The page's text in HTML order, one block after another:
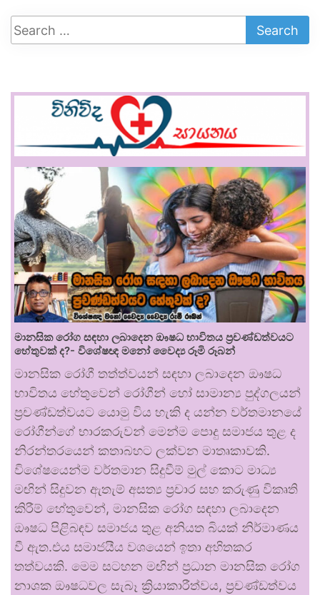
මානසික රෝග සඳහා ලබාදෙන ඖෂධ භාවිතය ප්‍රචණ්ඩත්වයට
හේතුවක් ද?- විශේෂඥ මනෝ වෛද්‍ය රූමි රූබන්
මානසික රෝගී තත්ත්වයන් සඳහා ලබාදෙන ඖෂධ
භාවිතය හේතුවෙන් රෝගීන් හෝ සාමාන්‍ය පුද්ගලයන්
ප්‍රචණ්ඩත්වයට යොමු විය හැකි ද යන්න වර්තමානයේ
රෝගීන්ගේ භාරකරුවන් මෙන්ම පොදු සමාජය තුළ ද
නිරන්තරයෙන් කතාබහට ලක්වන මාතෘකාවකි.
විශේෂයෙන්ම වර්තමාන සිදුවීම් මුල් කොට මාධ්‍ය
මඟින් සිදුවන ඇතැම් අසත්‍ය ප්‍රචාර සහ කරුණු විකෘති
කිරීම් හේතුවෙන්, මානසික රෝග සඳහා ලබාදෙන
ඖෂධ පිළිබඳව සමාජය තුළ අනියත බියක් නිර්මාණය
වී ඇත.එය සමාජයීය වශයෙන් ඉතා අහිතකර
තත්වයකි. මෙම සටහන මඟින් ප්‍රධාන මානසික රෝග
නාශක ඖෂධවල සැබෑ ක්‍රියාකාරීත්වය, ප්‍රචණ්ඩත්වය